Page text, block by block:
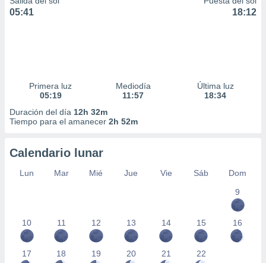
05:41 18:12
Primera luz
05:19
Mediodía
11:57
Última luz
18:34
Duración del día 12h 32m
Tiempo para el amanecer 2h 52m
Calendario lunar
Lun Mar Mié Jue Vie Sáb
Dom
9
10 11 12 13 14 15 16
17 18 19 20 21 22